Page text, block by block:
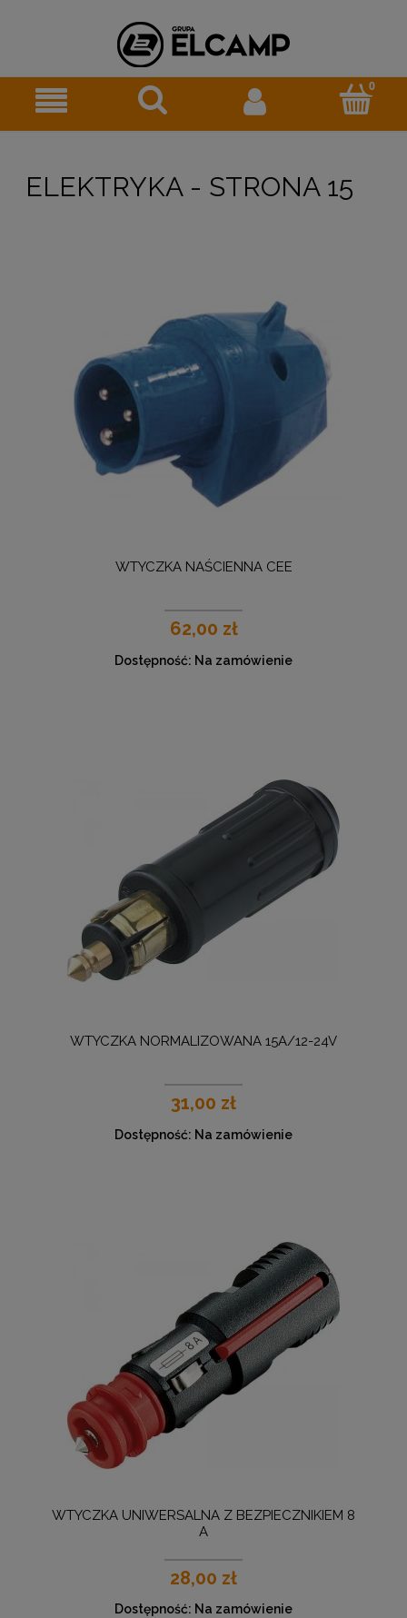
ELEKTRYKA - STRONA 15
WTYCZKA NAŚCIENNA CEE
62,00 zł
Dostępność: Na zamówienie
WTYCZKA NORMALIZOWANA 15A/12-24V
31,00 zł
Dostępność: Na zamówienie
WTYCZKA UNIWERSALNA Z BEZPIECZNIKIEM 8
A
28,00 zł
Dostępność: Na zamówienie